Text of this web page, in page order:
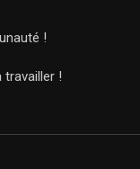
!
travailler !